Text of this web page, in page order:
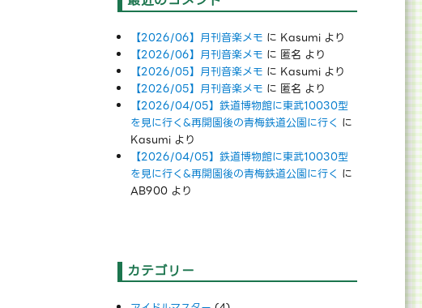
【2026/06】月刊音楽メモ に Kasumi より
【2026/06】月刊音楽メモ に 匿名 より
【2026/05】月刊音楽メモ に Kasumi より
【2026/05】月刊音楽メモ に 匿名 より
【2026/04/05】鉄道博物館に東武10030型
を見に行く&再開園後の青梅鉄道公園に行く に
Kasumi より
【2026/04/05】鉄道博物館に東武10030型
を見に行く&再開園後の青梅鉄道公園に行く に
AB900 より
カテゴリー